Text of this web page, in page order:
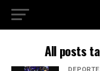
All posts